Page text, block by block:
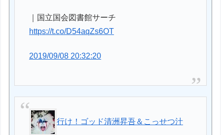
｜国立国会図書館サーチ
https://t.co/D54aqZs6OT
2019/09/08 20:32:20
行け！ゴッド清洲昇吾＆こっせつ汁